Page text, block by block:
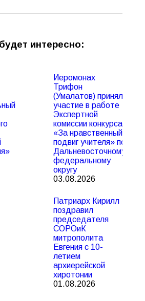
интересно:
Иеромонах
Трифон
(Умалатов) принял
участие в работе
Экспертной
комиссии конкурса
«За нравственный
подвиг учителя» по
Дальневосточному
федеральному
округу
03.08.2026
Патриарх Кирилл
поздравил
председателя
СОРОиК
митрополита
Евгения с 10-
летием
архиерейской
хиротонии
01.08.2026